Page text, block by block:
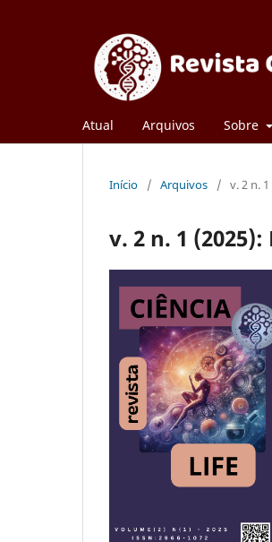
Atual Arquivos Sobre
Início / Arquivos / v. 2 n.
v. 2 n. 1